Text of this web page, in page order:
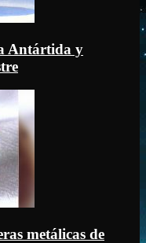
Antártida y
metálicas de